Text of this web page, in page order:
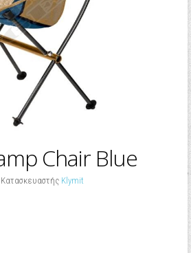
Chair Blue
Κατασκευαστής Klymit